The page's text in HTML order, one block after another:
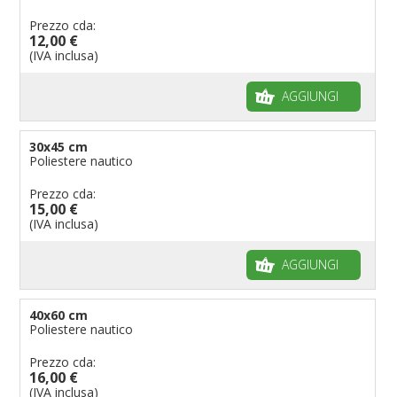
Bandiere per riserve naturali e parchi
Bandiere per musicisti
pennoni per bandiere
Prezzo cda:
12,00 €
(IVA inclusa)
AGGIUNGI
30x45 cm
Poliestere nautico
Prezzo cda:
15,00 €
(IVA inclusa)
AGGIUNGI
40x60 cm
Poliestere nautico
Prezzo cda:
16,00 €
(IVA inclusa)